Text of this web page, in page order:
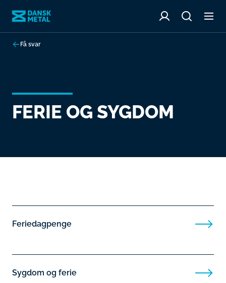
Få svar
FERIE OG SYGDOM
Feriedagpenge
Sygdom og ferie